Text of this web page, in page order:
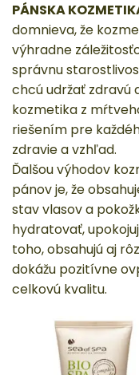
PÁNSKA
domnieva, že
výhradne
správnu
chcú udržať zdravú
kozmetika z
riešením pre
zdravie a vzhľad.
Ďalšou výhodov
pánov je, že
stav vlasov a
hydratovať,
toho, obsahujú aj
dokážu pozitívne
celkovú kvalitu.